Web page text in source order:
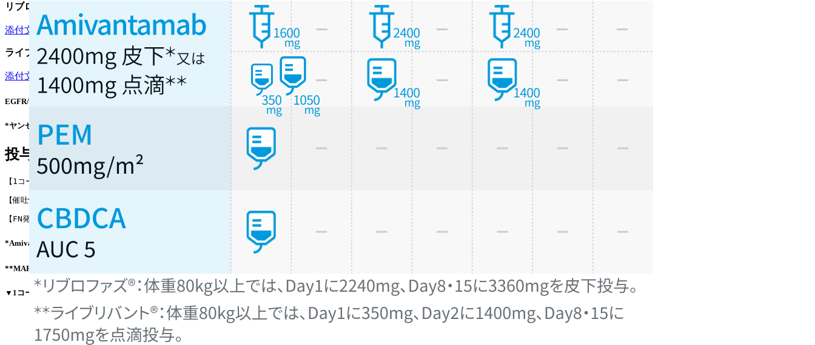
リブロファズ® (
添付文書¹⁾ / 適正使用情報 ²⁾* /CDx情報
ライブリバント® (アミバンタマブ)
添付文書 ³⁾ /適正使用情報 ⁴⁾* /CDx情報
EGFR/MET二重特異性抗体
*ヤンセンファーマ株式会社の外部サイトへ遷移
投与スケジュール
【1コース】21日間
【催吐性】 中等度*
【FN発症】低リスク**
*Amivantamabは軽度､ CBDCA/PEMは中等度催吐性
**MARIPOSA-2試験⁵⁾のFN発症率2%に基づき編集部が分類｡
▼1コース目